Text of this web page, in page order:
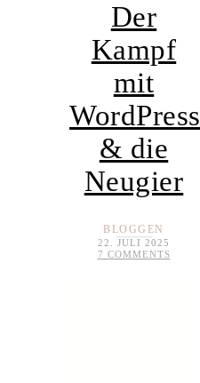
Der
Kampf
mit
WordPress
& die
Neugier
BLOGGEN
22. JULI 2025
7 COMMENTS